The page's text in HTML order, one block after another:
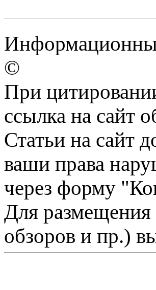
©
При
ссылка на сайт
Статьи на сайт
ваши права
через форму
Для размещения
обзоров и пр.)